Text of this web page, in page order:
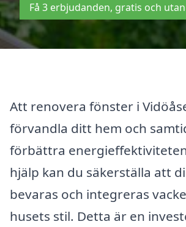
Få 3 erbjudanden, gratis och
Att renovera fönster i
förvandla ditt hem och
förbättra
hjälp kan du säkerställa att
bevaras och integreras
husets stil. Detta är en